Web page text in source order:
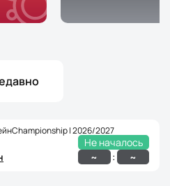
Championship | 2026/2027
Не началось
~ : ~